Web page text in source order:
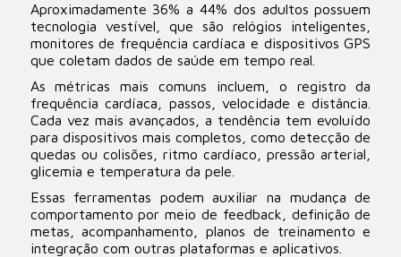
Aproximadamente 36% a 44% dos adultos possuem
tecnologia vestível, que são relógios inteligentes,
monitores de frequência cardíaca e dispositivos GPS
que coletam dados de saúde em tempo real.
As métricas mais comuns incluem, o registro da
frequência cardíaca, passos, velocidade e distância.
Cada vez mais avançados, a tendência tem evoluído
para dispositivos mais completos, como detecção de
quedas ou colisões, ritmo cardíaco, pressão arterial,
glicemia e temperatura da pele.
Essas ferramentas podem auxiliar na mudança de
comportamento por meio de feedback, definição de
metas, acompanhamento, planos de treinamento e
integração com outras plataformas e aplicativos.